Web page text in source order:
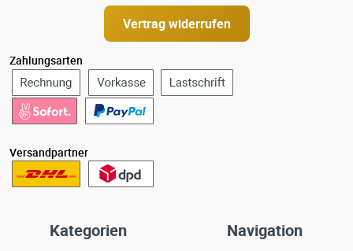
Vertrag widerrufen
Zahlungsarten
Versandpartner
Kategorien Navigation